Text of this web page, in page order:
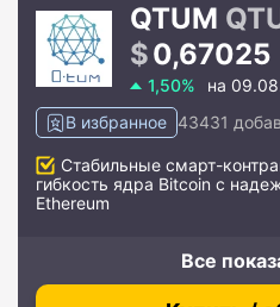
QTUM
0,67025
1,50%
на
В избранное 43431
Стабильные смарт-
гибкость ядра Bitcoin с
Ethereum
Все